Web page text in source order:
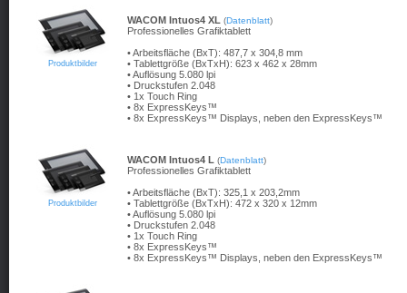
Produktbilder
WACOM Intuos4 XL (Datenblatt)
Professionelles Grafiktablett
• Arbeitsfläche (BxT): 487,7 x 304,8 mm
• Tablettgröße (BxTxH): 623 x 462 x 28mm
• Auflösung 5.080 lpi
• Druckstufen 2.048
• 1x Touch Ring
• 8x ExpressKeys™
• 8x ExpressKeys™ Displays, neben den ExpressKeys™
Produktbilder
WACOM Intuos4 L (Datenblatt)
Professionelles Grafiktablett
• Arbeitsfläche (BxT): 325,1 x 203,2mm
• Tablettgröße (BxTxH): 472 x 320 x 12mm
• Auflösung 5.080 lpi
• Druckstufen 2.048
• 1x Touch Ring
• 8x ExpressKeys™
• 8x ExpressKeys™ Displays, neben den ExpressKeys™